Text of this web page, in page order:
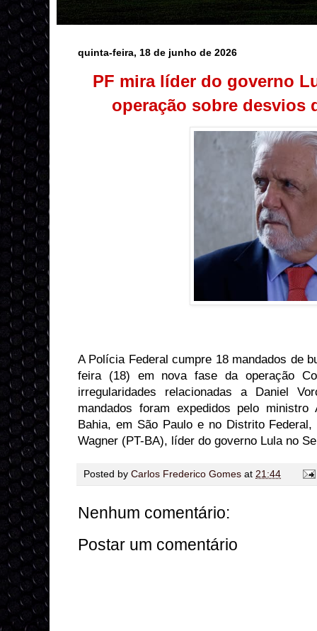
quinta-feira, 18 de junho de 2026
PF mira líder do governo
operação sobre desvios
A Polícia Federal cumpre 18 mandados de
feira (18) em nova fase da operação
irregularidades relacionadas a Daniel
mandados foram expedidos pelo
Bahia, em São Paulo e no Distrito
Wagner (PT-BA), líder do governo Lula no
Posted by Carlos Frederico Gomes at 21:44
Nenhum comentário:
Postar um comentário